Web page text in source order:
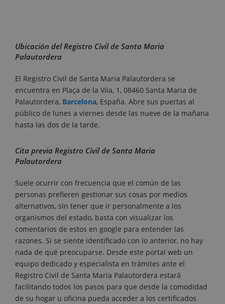
Ubicación del Registro Civil de Santa Maria
Palautordera
El Registro Civil de Santa Maria Palautordera se
encuentra en Plaça de la Vila, 1, 08460 Santa Maria de
Palautordera, Barcelona, España. Abre sus puertas al
público de lunes a viernes desde las nueve de la mañana
hasta las dos de la tarde.
Cita previa Registro Civil de Santa Maria
Palautordera
Suele ocurrir con frecuencia que el común de las
personas prefieren gestionar sus cosas por medios
alternativos, sin tener que ir personalmente a los
organismos del estado, basta con visualizar los
comentarios de estos en google para entender las
razones. Si se siente identificado con lo anterior, no hay
nada de qué preocuparse. Desde este portal web un
equipo dedicado y especialista en trámites ante el
Registro Civil de Santa Maria Palautordera estará
facilitando todos los pasos para que desde la comodidad
de su hogar u oficina pueda acceder a los certificados